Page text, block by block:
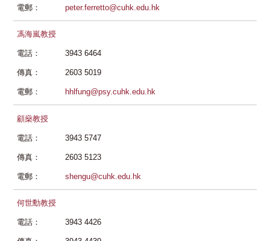
電郵： peter.ferretto@cuhk.edu.hk
馮海嵐教授
電話： 3943 6464
傳真： 2603 5019
電郵： hhlfung@psy.cuhk.edu.hk
顧燊教授
電話： 3943 5747
傳真： 2603 5123
電郵： shengu@cuhk.edu.hk
何世勳教授
電話： 3943 4426